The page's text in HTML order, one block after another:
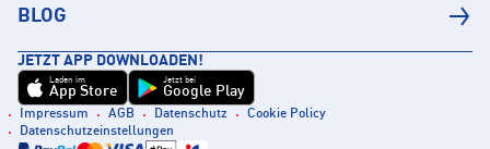
BLOG
JETZT APP DOWNLOADEN!
Laden im
App Store
Jetzt bei
Google Play
Impressum AGB Datenschutz
Cookie Policy
Datenschutzeinstellungen